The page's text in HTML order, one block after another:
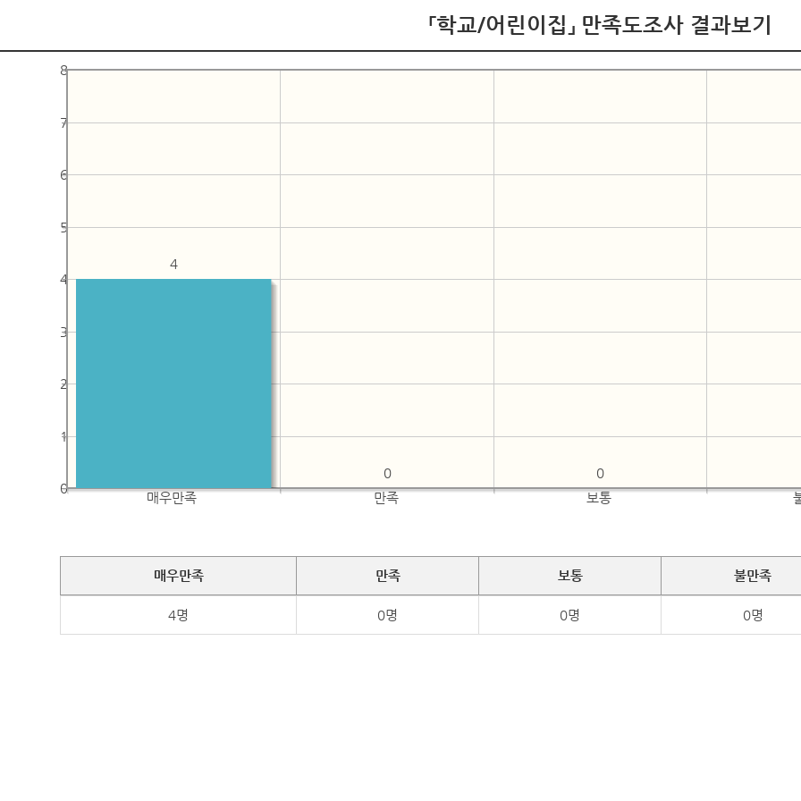
「학교/어린이집」 만족도조사 결과보기
매우만족 만족 보통
0
1
2
3
4
5
6
7
8
0
0
4
매우만족 만족 보통 불만족
4명 0명 0명 0명